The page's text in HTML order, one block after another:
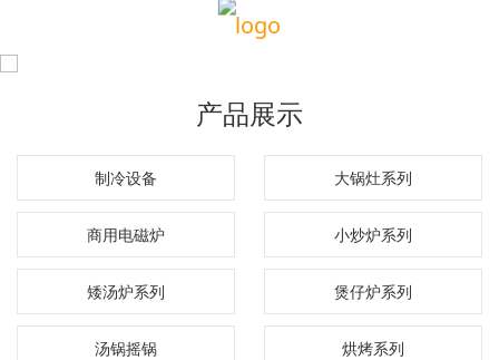
产品展示
制冷设备 大锅灶系列
商用电磁炉 小炒炉系列
矮汤炉系列 煲仔炉系列
汤锅摇锅 烘烤系列